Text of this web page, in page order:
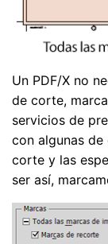
Un PDF/X no
de corte,
servicios de
con algunas de
corte y las
ser así,